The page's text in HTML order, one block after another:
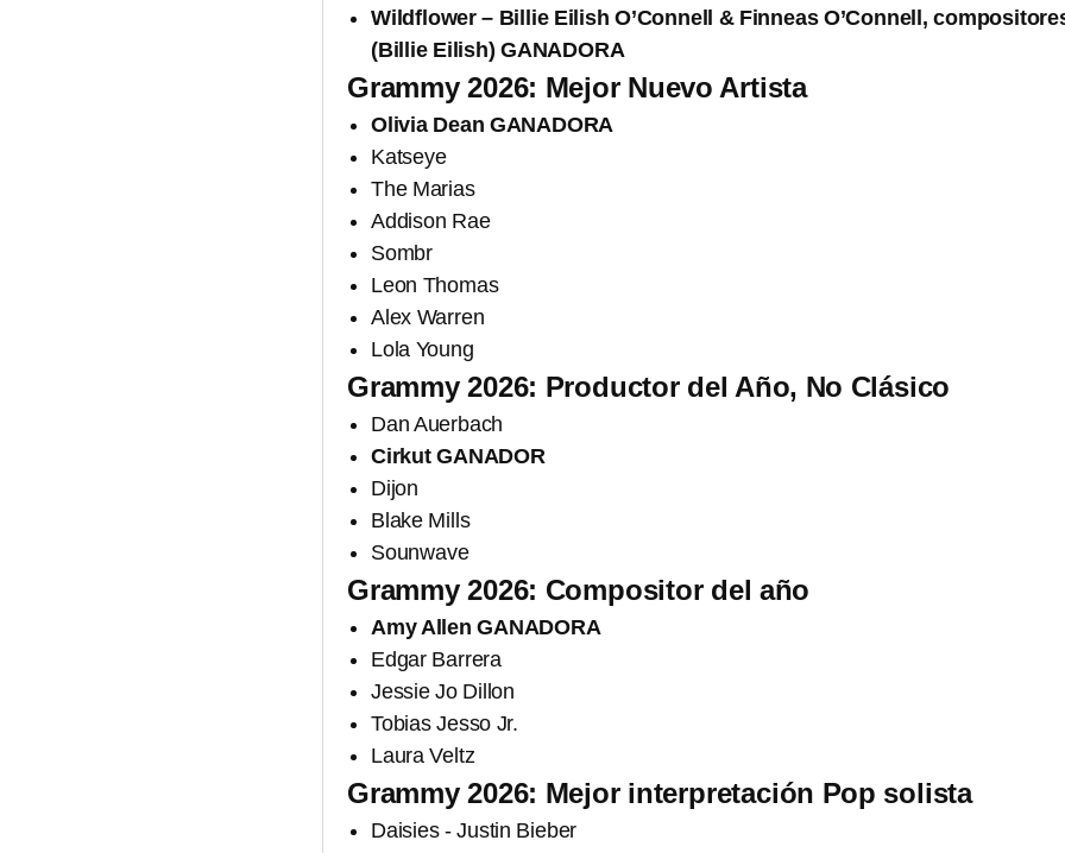
Wildflower – Billie Eilish O’Connell & Finneas O’Connell,
(Billie Eilish) GANADORA
Grammy 2026: Mejor Nuevo Artista
Olivia Dean GANADORA
Katseye
The Marias
Addison Rae
Sombr
Leon Thomas
Alex Warren
Lola Young
Grammy 2026: Productor del Año, No Clásico
Dan Auerbach
Cirkut GANADOR
Dijon
Blake Mills
Sounwave
Grammy 2026: Compositor del año
Amy Allen GANADORA
Edgar Barrera
Jessie Jo Dillon
Tobias Jesso Jr.
Laura Veltz
Grammy 2026: Mejor interpretación Pop solista
Daisies - Justin Bieber